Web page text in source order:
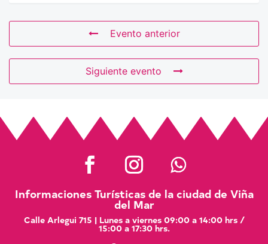
Evento anterior
Siguiente evento
Informaciones Turísticas de la ciudad de Viña
del Mar
Calle Arlegui 715 | Lunes a viernes 09:00 a 14:00 hrs /
15:00 a 17:30 hrs.